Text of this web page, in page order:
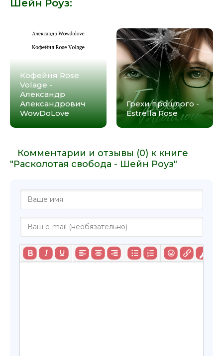
Шейн Роуз:
Кофейня Rose
Volage -
Александр
Александрович
WowDoLove
Грехи прошлого -
Estrella Rose
Комментарии и отзывы (0) к книге
"Расколотая свобода - Шейн Роуз"